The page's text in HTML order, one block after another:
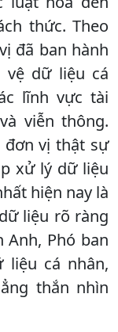
thức. Theo
đã ban hành
vệ dữ liệu cá
lĩnh vực tài
viễn thông.
đơn vị thật sự
xử lý dữ liệu
hiện nay là
liệu rõ ràng
Anh, Phó ban
liệu cá nhân,
thắn nhìn